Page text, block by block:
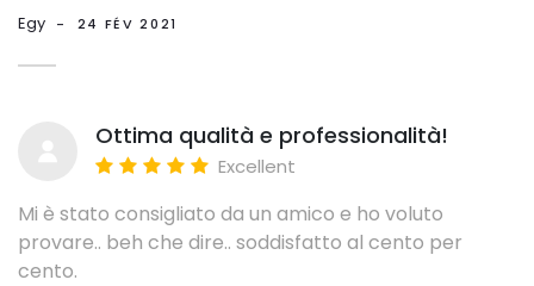
Egy - 24 FÉV 2021
Ottima qualità e professionalità!
Excellent
Mi è stato consigliato da un amico e ho voluto
provare.. beh che dire.. soddisfatto al cento per
cento.